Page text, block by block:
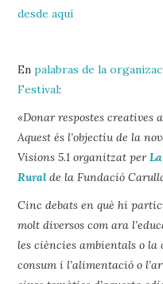
desde aquí
Enpalabras de la
Festival:
«Donar respostes creatives
Aquest és l’objectiu de la
Visions 5.1 organitzat per
Rural de la Fundació
Cinc debats en què hi
molt diversos com ara
les ciències ambientals o la
consum i l’alimentació o